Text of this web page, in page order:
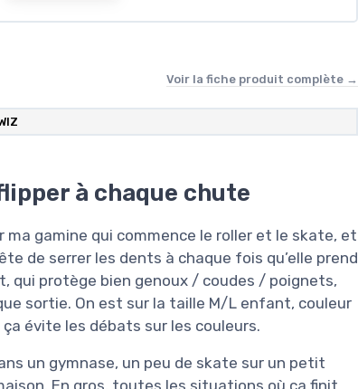
Voir la fiche produit complète →
à chaque chute
ma gamine qui commence le roller et le skate, et
de serrer les dents à chaque fois qu’elle prend
qui protège bien genoux / coudes / poignets,
sortie. On est sur la taille M/L enfant, couleur
évite les débats sur les couleurs.
un gymnase, un peu de skate sur un petit
En gros, toutes les situations où ça finit